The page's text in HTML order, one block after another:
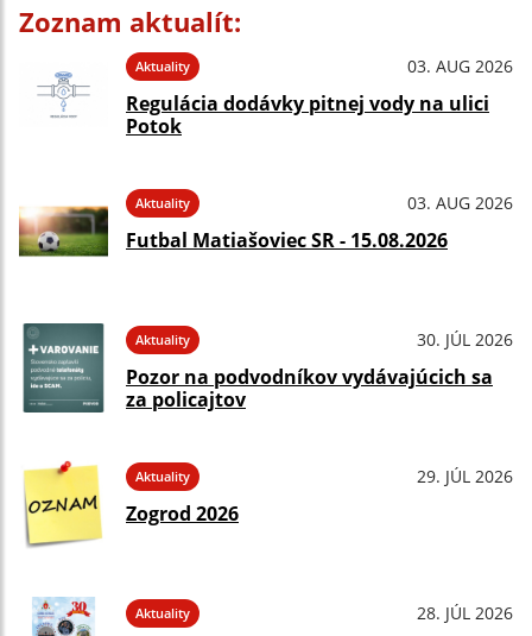
Zoznam aktualít:
Aktuality 03. AUG 2026
Regulácia dodávky pitnej vody na ulici
Potok
Aktuality 03. AUG 2026
Futbal Matiašoviec SR - 15.08.2026
Aktuality 30. JÚL 2026
Pozor na podvodníkov vydávajúcich sa
za policajtov
Aktuality 29. JÚL 2026
Zogrod 2026
Aktuality 28. JÚL 2026